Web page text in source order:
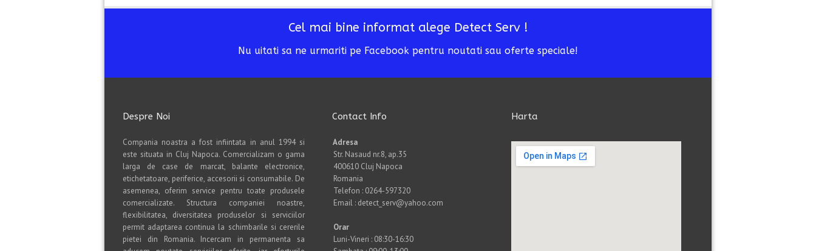
Cel mai bine informat alege Detect Serv !
Nu uitati sa ne urmariti pe Facebook pentru noutati sau oferte speciale!
Despre Noi
Compania noastra a fost infiintata in anul 1994 si
este situata in Cluj Napoca. Comercializam o gama
larga de case de marcat, balante electronice,
etichetatoare, periferice, accesorii si consumabile. De
asemenea, oferim service pentru toate produsele
comercializate. Structura companiei noastre,
flexibilitatea, diversitatea produselor si serviciilor
permit adaptarea continua la schimbarile si cererile
pietei din Romania. Incercam in permanenta sa
Contact Info
Adresa
Str. Nasaud nr.8, ap.35
400610 Cluj Napoca
Romania
Telefon : 0264-597320
Email : detect_serv@yahoo.com
Orar
Luni-Vineri : 08:30-16:30
Harta